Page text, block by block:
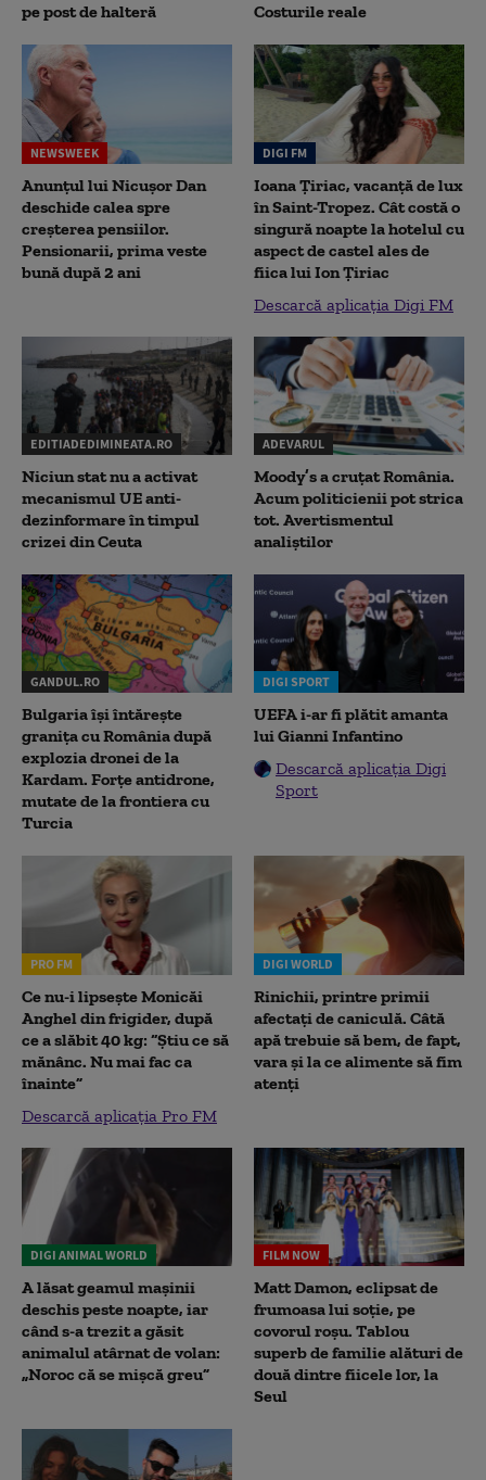
pe post de halteră
Costurile reale
NEWSWEEK
Anunțul lui Nicușor Dan
deschide calea spre
creșterea pensiilor.
Pensionarii, prima veste
bună după 2 ani
DIGI FM
Ioana Țiriac, vacanță de lux
în Saint-Tropez. Cât costă o
singură noapte la hotelul cu
aspect de castel ales de
fiica lui Ion Țiriac
Descarcă aplicația Digi FM
EDITIADEDIMINEATA.RO
Niciun stat nu a activat
mecanismul UE anti-
dezinformare în timpul
crizei din Ceuta
ADEVARUL
Moody’s a cruțat România.
Acum politicienii pot strica
tot. Avertismentul
analiștilor
GANDUL.RO
Bulgaria își întărește
granița cu România după
explozia dronei de la
Kardam. Forțe antidrone,
mutate de la frontiera cu
Turcia
DIGI SPORT
UEFA i-ar fi plătit amanta
lui Gianni Infantino
Descarcă aplicația Digi
Sport
PRO FM
Ce nu-i lipsește Monicăi
Anghel din frigider, după
ce a slăbit 40 kg: “Știu ce să
mănânc. Nu mai fac ca
înainte”
Descarcă aplicația Pro FM
DIGI WORLD
Rinichii, printre primii
afectați de caniculă. Câtă
apă trebuie să bem, de fapt,
vara și la ce alimente să fim
atenți
DIGI ANIMAL WORLD
A lăsat geamul mașinii
deschis peste noapte, iar
când s-a trezit a găsit
animalul atârnat de volan:
„Noroc că se mișcă greu”
FILM NOW
Matt Damon, eclipsat de
frumoasa lui soție, pe
covorul roșu. Tablou
superb de familie alături de
două dintre fiicele lor, la
Seul